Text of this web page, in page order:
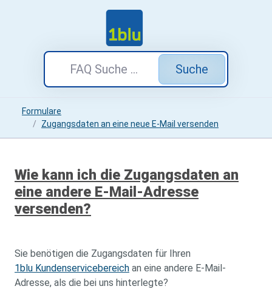
Suche
Formulare
Zugangsdaten an eine neue E-Mail versenden
Wie kann ich die Zugangsdaten an
eine andere E-Mail-Adresse
versenden?
Sie benötigen die Zugangsdaten für Ihren
1blu Kundenservicebereich an eine andere E-Mail-
Adresse, als die bei uns hinterlegte?